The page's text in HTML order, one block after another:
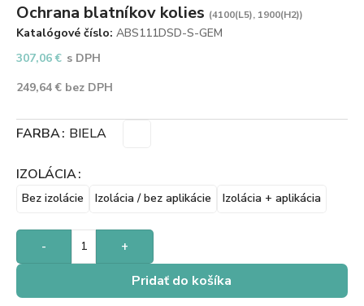
Ochrana blatníkov kolies (4100(L5), 1900(H2))
Katalógové číslo: ABS111DSD-S-GEM
307,06€ s DPH
249,64€ bez DPH
FARBA BIELA
IZOLÁCIA
Bez izolácie Izolácia / bez aplikácie Izolácia + aplikácia
- +
Pridať do košíka